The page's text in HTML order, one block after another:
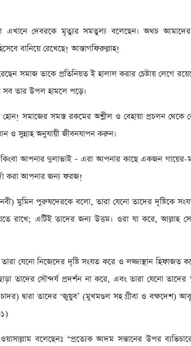
এখানে দেবরকে মৃত্যুর সমতুল্য বলেছেন। অথচ
বানিয়ে রেখেছে! আস্তাগফিরুল্লাহ!
সমাজ তাকে প্রতিনিয়ত ই হালাল করার চেষ্টায় লেগে
সব তার উপল হামলে পড়ে।
সমাজের সমস্ত রকমের অশ্লীল ও বেহায়া প্রচলন থেকে
ও সুন্নাহ অনুযায়ী জীবনযাপন করুন।
আপনার দুলাভাই – এরা আপনার কাছে একজন গায়ের-
করা আপনার জন্য ফরজ!
মুমিন পুরুষদেরকে বলো, তারা যেনো তাদের দৃষ্টিকে
রাখে; এটিই তাদের জন্য উত্তম। ওরা যা করে, আল্লাহ
যেনো নিজেদের দৃষ্টি সংযত করে ও লজ্জাস্থান হিফাজত
তাদের সৌন্দর্য প্রদর্শন না করে, এবং তারা যেনো তাদের
দ্বারা তাদের ‘জুয়ুব’ (মুখমণ্ডল সহ গ্রীবা ও বক্ষদেশ)
ওয়াসাল্লাম বলেছেনঃ “প্রত্যেক আদম সন্তানের উপর